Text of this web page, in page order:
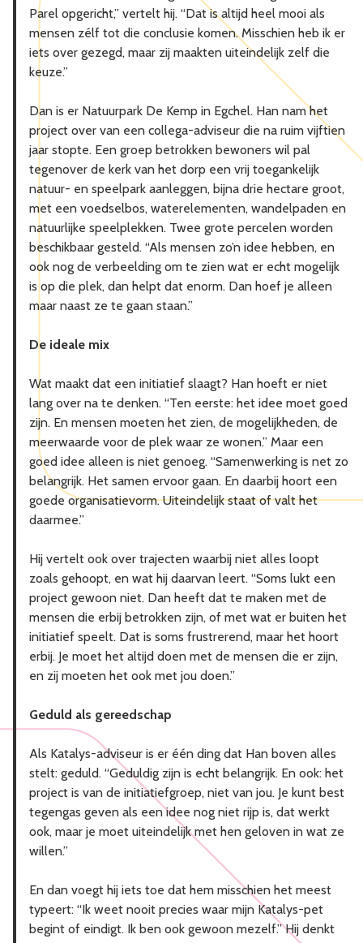
Parel opgericht,” vertelt hij. “Dat is altijd heel mooi als
mensen zélf tot die conclusie komen. Misschien heb ik er
iets over gezegd, maar zij maakten uiteindelijk zelf die
keuze.”
Dan is er Natuurpark De Kemp in Egchel. Han nam het
project over van een collega-adviseur die na ruim vijftien
jaar stopte. Een groep betrokken bewoners wil pal
tegenover de kerk van het dorp een vrij toegankelijk
natuur- en speelpark aanleggen, bijna drie hectare groot,
met een voedselbos, waterelementen, wandelpaden en
natuurlijke speelplekken. Twee grote percelen worden
beschikbaar gesteld. “Als mensen zo’n idee hebben, en
ook nog de verbeelding om te zien wat er echt mogelijk
is op die plek, dan helpt dat enorm. Dan hoef je alleen
maar naast ze te gaan staan.”
De ideale mix
Wat maakt dat een initiatief slaagt? Han hoeft er niet
lang over na te denken. “Ten eerste: het idee moet goed
zijn. En mensen moeten het zien, de mogelijkheden, de
meerwaarde voor de plek waar ze wonen.” Maar een
goed idee alleen is niet genoeg. “Samenwerking is net zo
belangrijk. Het samen ervoor gaan. En daarbij hoort een
goede organisatievorm. Uiteindelijk staat of valt het
daarmee.”
Hij vertelt ook over trajecten waarbij niet alles loopt
zoals gehoopt, en wat hij daarvan leert. “Soms lukt een
project gewoon niet. Dan heeft dat te maken met de
mensen die erbij betrokken zijn, of met wat er buiten het
initiatief speelt. Dat is soms frustrerend, maar het hoort
erbij. Je moet het altijd doen met de mensen die er zijn,
en zij moeten het ook met jou doen.”
Geduld als gereedschap
Als Katalys-adviseur is er één ding dat Han boven alles
stelt: geduld. “Geduldig zijn is echt belangrijk. En ook: het
project is van de initiatiefgroep, niet van jou. Je kunt best
tegengas geven als een idee nog niet rijp is, dat werkt
ook, maar je moet uiteindelijk met hen geloven in wat ze
willen.”
En dan voegt hij iets toe dat hem misschien het meest
typeert: “Ik weet nooit precies waar mijn Katalys-pet
begint of eindigt. Ik ben ook gewoon mezelf.” Hij denkt